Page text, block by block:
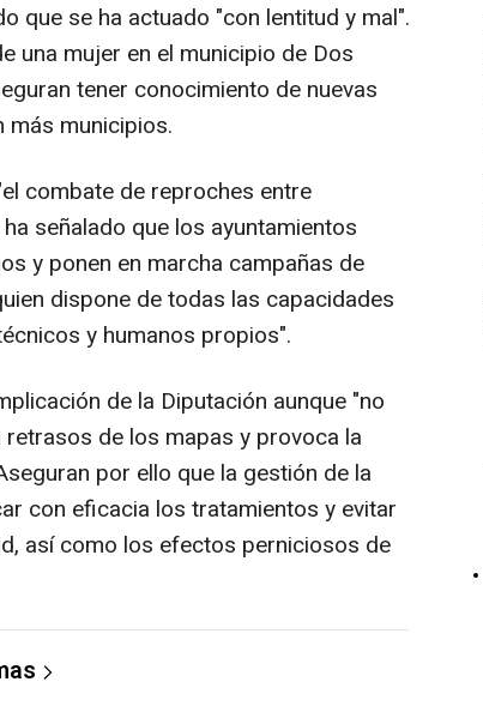
que se ha actuado "con lentitud y mal".
una mujer en el municipio de Dos
tener conocimiento de nuevas
más municipios.
combate de reproches entre
señalado que los ayuntamientos
y ponen en marcha campañas de
dispone de todas las capacidades
y humanos propios".
de la Diputación aunque "no
de los mapas y provoca la
por ello que la gestión de la
con eficacia los tratamientos y evitar
así como los efectos perniciosos de